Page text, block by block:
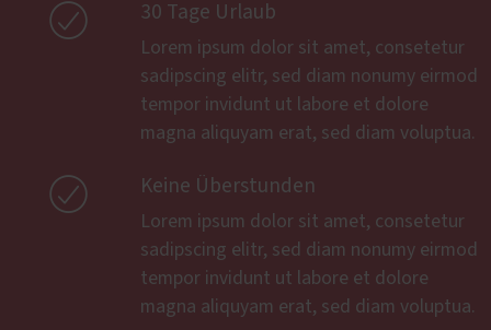
 30 Tage Urlaub
Lorem ipsum dolor sit amet, consetetur
sadipscing elitr, sed diam nonumy eirmod
tempor invidunt ut labore et dolore
magna aliquyam erat, sed diam voluptua.
 Keine Überstunden
Lorem ipsum dolor sit amet, consetetur
sadipscing elitr, sed diam nonumy eirmod
tempor invidunt ut labore et dolore
magna aliquyam erat, sed diam voluptua.